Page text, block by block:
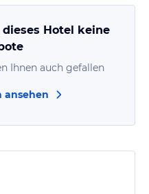
Hotel keine
Ihnen auch gefallen
ansehen